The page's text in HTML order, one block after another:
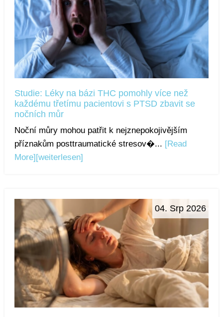
Studie: Léky na bázi THC pomohly více než
každému třetímu pacientovi s PTSD zbavit se
nočních můr
Noční můry mohou patřit k nejznepokojivějším
příznakům posttraumatické stresov�... [Read
More][weiterlesen]
04. Srp 2026